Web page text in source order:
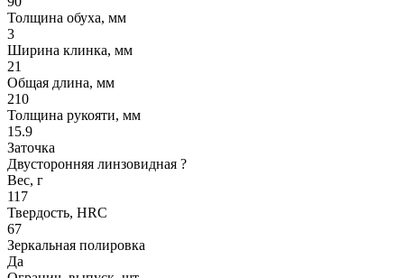
Толщина обуха, мм
3
Ширина клинка, мм
21
Общая длина, мм
210
Толщина рукояти, мм
15.9
Заточка
Двусторонняя линзовидная ?
Вес, г
117
Твердость, HRC
67
Зеркальная полировка
Да